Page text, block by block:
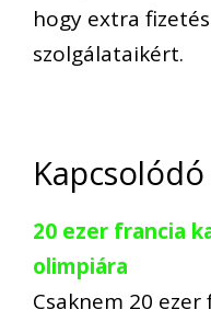
hogy extra
szolgálataikért.
20 ezer francia
olimpiára
Csaknem 20